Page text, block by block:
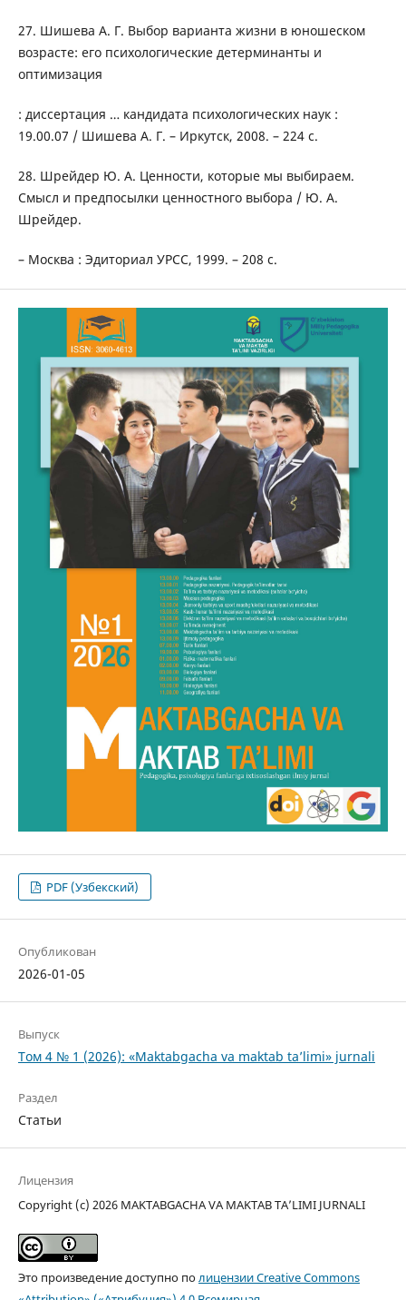
27. Шишева А. Г. Выбор варианта жизни в юношеском
возрасте: его психологические детерминанты и
оптимизация
: диссертация … кандидата психологических наук :
19.00.07 / Шишева А. Г. – Иркутск, 2008. – 224 с.
28. Шрейдер Ю. А. Ценности, которые мы выбираем.
Смысл и предпосылки ценностного выбора / Ю. А.
Шрейдер.
– Москва : Эдиториал УРСС, 1999. – 208 с.
PDF (Узбекский)
Опубликован
2026-01-05
Выпуск
Том 4 № 1 (2026): «Maktabgacha va maktab ta’limi» jurnali
Раздел
Статьи
Лицензия
Copyright (c) 2026 MAKTABGACHA VA MAKTAB TA’LIMI JURNALI
Это произведение доступно полицензии Creative Commons